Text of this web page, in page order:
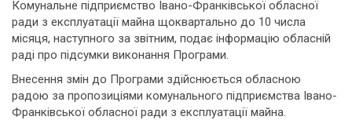
Комунальне підприємство Івано-Франківської обласної
ради з експлуатації майна щоквартально до 10 числа
місяця, наступного за звітним, подає інформацію обласній
раді про підсумки виконання Програми.
Внесення змін до Програми здійснюється обласною
радою за пропозиціями комунального підприємства Івано-
Франківської обласної ради з експлуатації майна.